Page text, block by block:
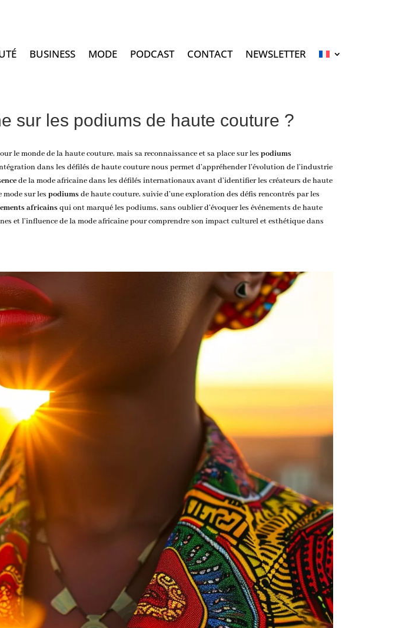
BUSINESS MODE PODCAST CONTACT NEWSLETTER
sur les podiums de haute couture ?
le monde de la haute couture, mais sa reconnaissance et sa place sur lespodiums
dans les défilés de haute couture nous permet d’appréhender l’évolution de l’industrie
de la mode africaine dans les défilés internationaux avant d’identifier les créateurs de haute
mode sur lespodiumsde haute couture, suivie d’une exploration des défis rencontrés par les
africainsqui ont marqué les podiums, sans oublier d’évoquer les événements de haute
et l’influence de la mode africainepour comprendre son impact culturel et esthétique dans